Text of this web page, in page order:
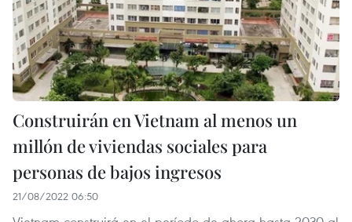
Construirán en Vietnam al menos un
millón de viviendas sociales para
personas de bajos ingresos
21/08/2022 06:50